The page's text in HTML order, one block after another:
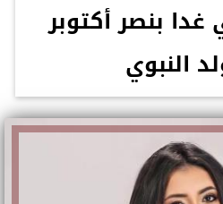
غدا بنصر أكتوبر
النبوي